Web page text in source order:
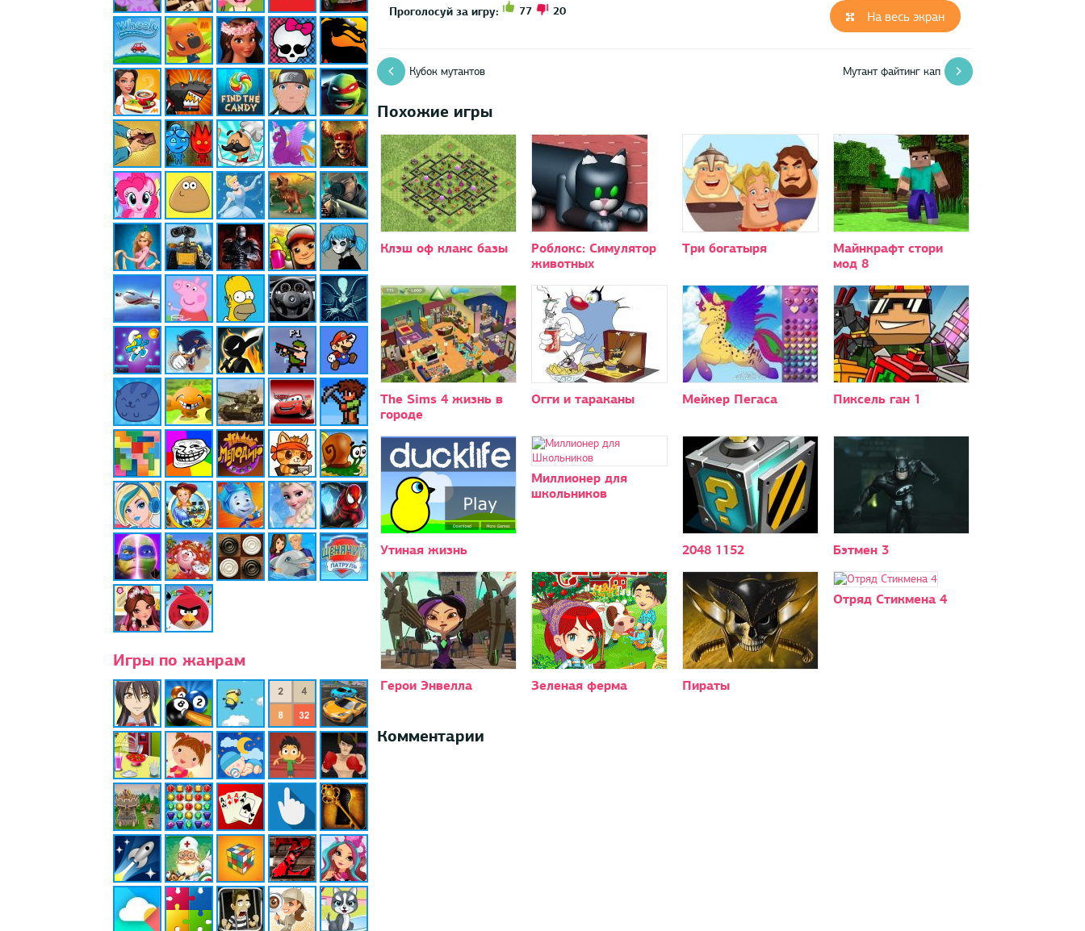
Игры по жанрам
На весь экран
Проголосуй за игру: 77 20
Кубок мутантов Мутант файтинг кап
Похожие игры
Клэш оф кланс базы
Роблокс: Симулятор
животных
Три богатыря
Майнкрафт стори
мод 8
The Sims 4 жизнь в
городе
Огги и тараканы Мейкер Пегаса Пиксель ган 1
Утиная жизнь
Миллионер для
школьников
2048 1152 Бэтмен 3
Герои Энвелла Зеленая ферма Пираты
Отряд Стикмена 4
Комментарии